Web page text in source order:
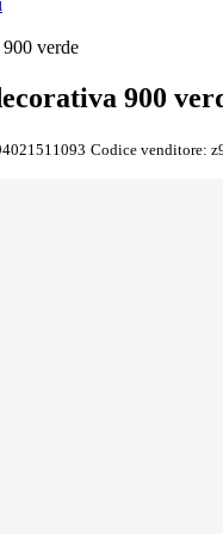
verde
900
Codice venditore: